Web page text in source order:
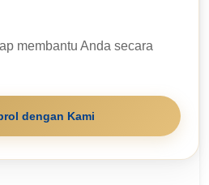
membantu Anda secara
dengan Kami